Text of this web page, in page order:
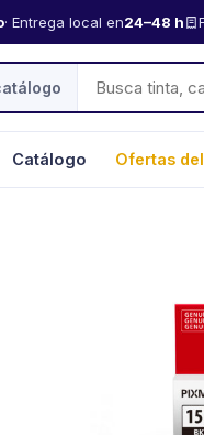
· Entrega local en24–48 h
Catálogo Ofertas